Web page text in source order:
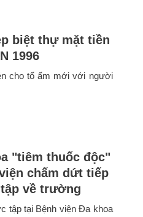
biệt thự mặt tiền
1996
cho tổ ấm mới với người
"tiêm thuốc độc"
chấm dứt tiếp
về trường
tập tại Bệnh viện Đa khoa